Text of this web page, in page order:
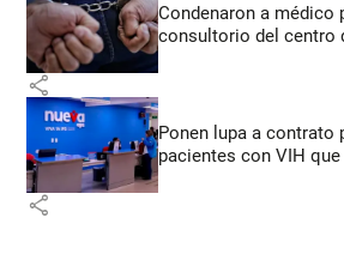
Condenaron a médico
consultorio del centro
share
Ponen lupa a contrato
pacientes con VIH
share